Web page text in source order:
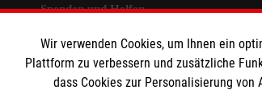
Spenden und Helfen
Unsere Kurse
Mitarbeiten
Wir verwenden Cookies, um Ihnen ein
Plattform zu verbessern und zusätzliche
dass Cookies zur Personalisierung